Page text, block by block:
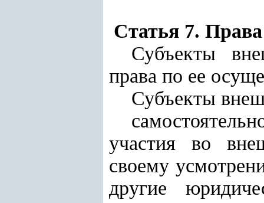
Статья 7.
Субъекты
права по ее
Субъекты
участия во
своему
другие